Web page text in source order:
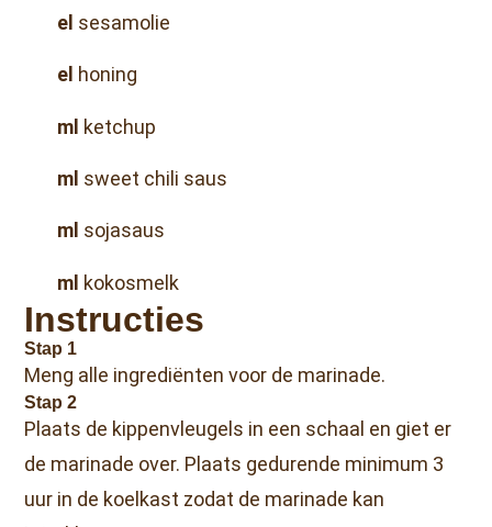
el sesamolie
el honing
ml ketchup
ml sweet chili saus
ml sojasaus
ml kokosmelk
Instructies
Stap 1
Meng alle ingrediënten voor de marinade.
Stap 2
Plaats de kippenvleugels in een schaal en giet er
de marinade over. Plaats gedurende minimum 3
uur in de koelkast zodat de marinade kan